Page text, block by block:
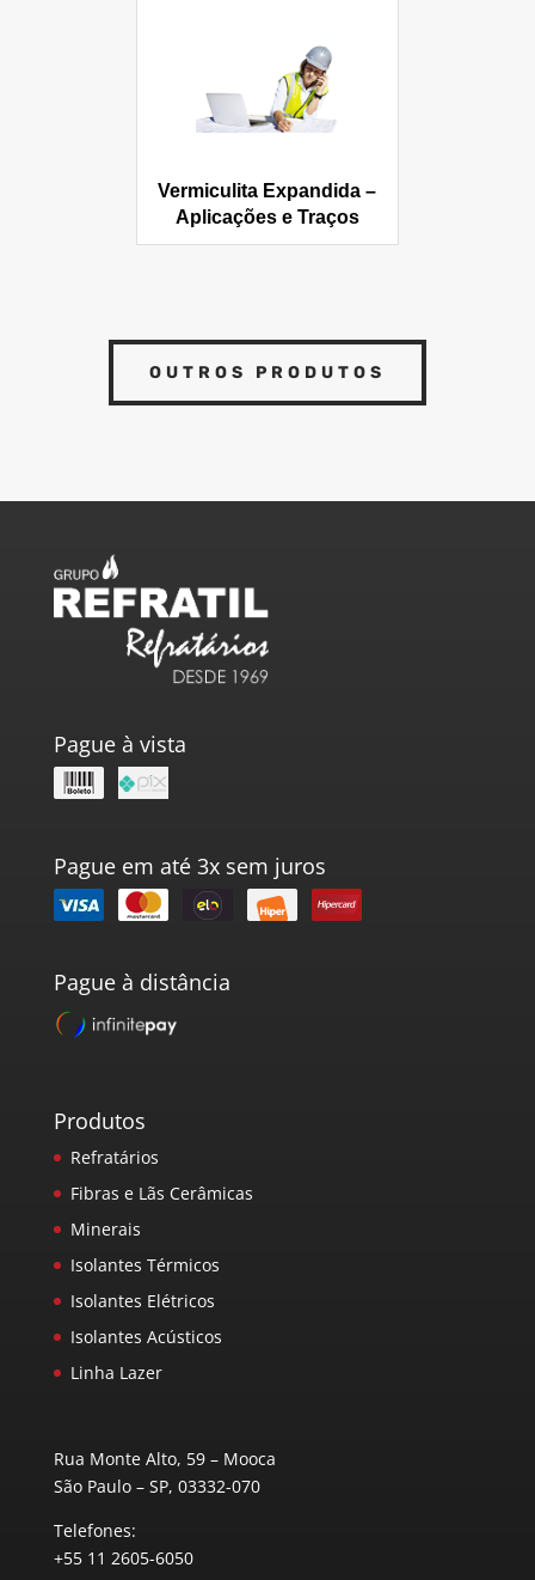
Vermiculita Expandida –
Aplicações e Traços
OUTROS PRODUTOS
Pague à vista
Pague em até 3x sem juros
Pague à distância
Produtos
Refratários
Fibras e Lãs Cerâmicas
Minerais
Isolantes Térmicos
Isolantes Elétricos
Isolantes Acústicos
Linha Lazer
Rua Monte Alto, 59 – Mooca
São Paulo – SP, 03332-070
Telefones:
+55 11 2605-6050